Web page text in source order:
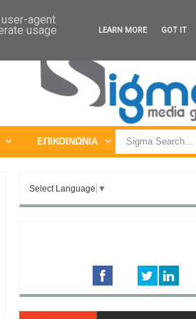
ΠΑΓΚΟΣΜΙΕΣ ΕΚΘΕΣΕΙΣ
ΕΠΙΚΟΙΝΩΝΙΑ
Select Language ▼
agent
usage LEARN MORE GOT IT